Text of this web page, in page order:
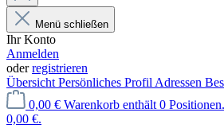
Menü schließen
Ihr Konto
Anmelden
oderregistrieren
Übersicht Persönliches Profil Adressen
0,00 € Warenkorb enthält 0
0,00 €.